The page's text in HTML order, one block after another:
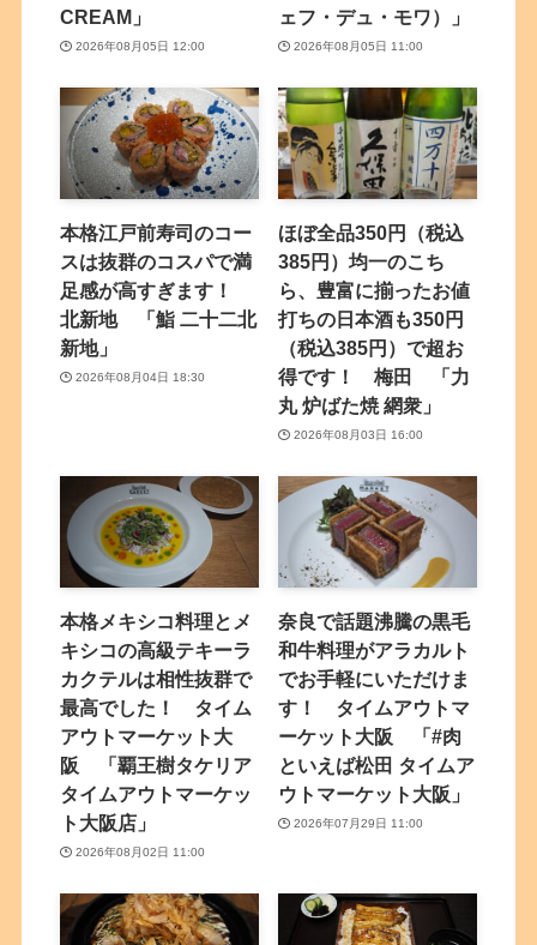
CREAM」
2026年08月05日 12:00
ェフ・デュ・モワ）」
2026年08月05日 11:00
本格江戸前寿司のコー
スは抜群のコスパで満
足感が高すぎます！
北新地 「鮨 二十二北
新地」
2026年08月04日 18:30
ほぼ全品350円（税込
385円）均一のこち
ら、豊富に揃ったお値
打ちの日本酒も350円
（税込385円）で超お
得です！ 梅田 「力
丸 炉ばた焼 網衆」
2026年08月03日 16:00
本格メキシコ料理とメ
キシコの高級テキーラ
カクテルは相性抜群で
最高でした！ タイム
アウトマーケット大
阪 「覇王樹タケリア
タイムアウトマーケッ
ト大阪店」
2026年08月02日 11:00
奈良で話題沸騰の黒毛
和牛料理がアラカルト
でお手軽にいただけま
す！ タイムアウトマ
ーケット大阪 「#肉
といえば松田 タイムア
ウトマーケット大阪」
2026年07月29日 11:00